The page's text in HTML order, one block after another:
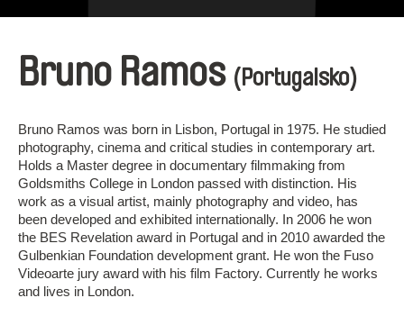
Bruno Ramos (Portugalsko)
Bruno Ramos was born in Lisbon, Portugal in 1975. He studied
photography, cinema and critical studies in contemporary art.
Holds a Master degree in documentary filmmaking from
Goldsmiths College in London passed with distinction. His
work as a visual artist, mainly photography and video, has
been developed and exhibited internationally. In 2006 he won
the BES Revelation award in Portugal and in 2010 awarded the
Gulbenkian Foundation development grant. He won the Fuso
Videoarte jury award with his film Factory. Currently he works
and lives in London.